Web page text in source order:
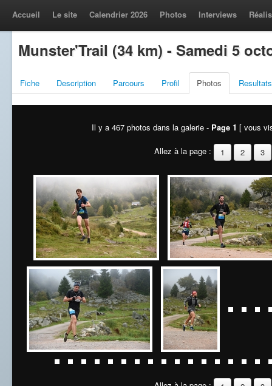
Accueil Le site Calendrier 2026 Photos Interviews
Munster'Trail (34 km) - Samedi 5
Fiche Description Parcours Profil Photos Resultats
Il y a 467 photos dans la galerie - Page 1 [ vous
Allez à la page : 1 2 3